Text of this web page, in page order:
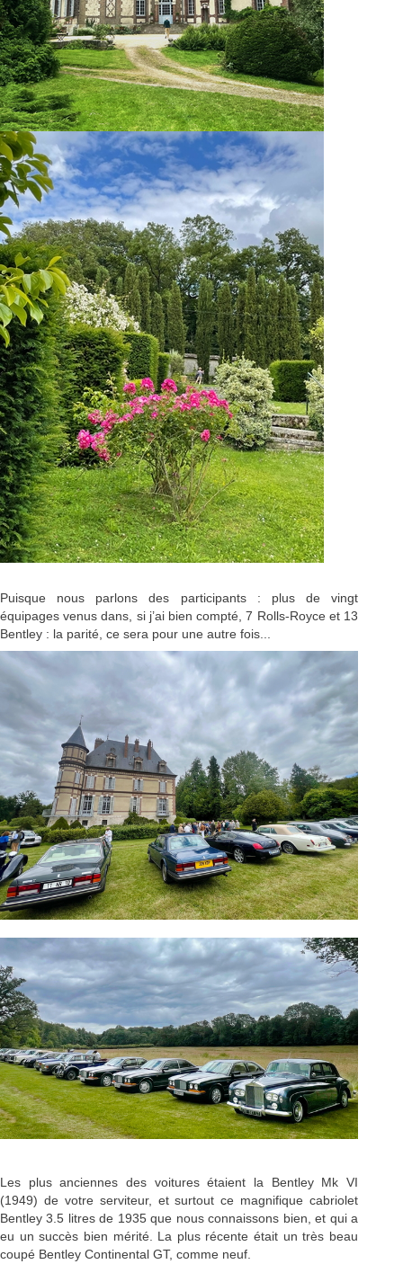
Puisque nous parlons des participants : plus de vingt
équipages venus dans, si j’ai bien compté, 7 Rolls-Royce et 13
Bentley : la parité, ce sera pour une autre fois...
Les plus anciennes des voitures étaient la Bentley Mk VI
(1949) de votre serviteur, et surtout ce magnifique cabriolet
Bentley 3.5 litres de 1935 que nous connaissons bien, et qui a
eu un succès bien mérité. La plus récente était un très beau
coupé Bentley Continental GT, comme neuf.